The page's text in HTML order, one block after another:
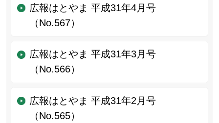
広報はとやま 平成31年4月号
（No.567）
広報はとやま 平成31年3月号
（No.566）
広報はとやま 平成31年2月号
（No.565）